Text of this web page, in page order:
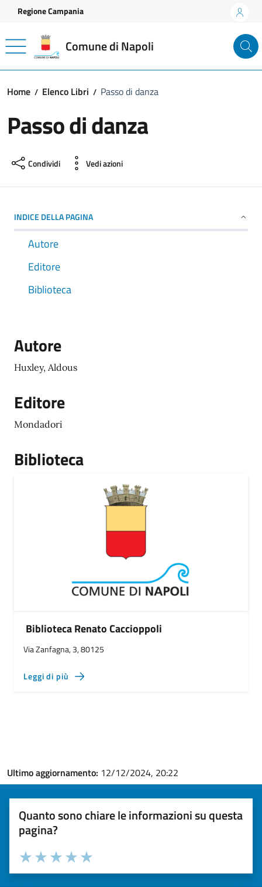
Vai ai contenuti
Vai al footer
Regione Campania
Comune di Napoli
Home Elenco Libri Passo di danza
Passo di danza
Condividi Vedi azioni
INDICE DELLA PAGINA
Autore
Editore
Biblioteca
Autore
Huxley, Aldous
Editore
Mondadori
Biblioteca
Biblioteca Renato Caccioppoli
Via Zanfagna, 3, 80125
Leggi di più
Ultimo aggiornamento: 12/12/2024, 20:22
Quanto sono chiare le informazioni su questa
pagina?
Valuta la chiarezza delle informazioni (da 1 a 5 stelle)
Seleziona il numero di stelle per valutare la chiarezza delle
Valuta 5 stelle su 5
Valuta 4 stelle su 5
Valuta 3 stelle su 5
Valuta 2 stelle su 5
Valuta 1 stelle su 5